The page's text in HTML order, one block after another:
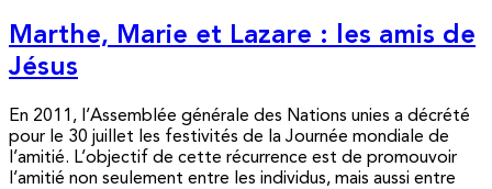
Marthe, Marie et Lazare : les amis de
Jésus
En 2011, l’Assemblée générale des Nations unies a décrété
pour le 30 juillet les festivités de la Journée mondiale de
l’amitié. L’objectif de cette récurrence est de promouvoir
l’amitié non seulement entre les individus, mais aussi entre